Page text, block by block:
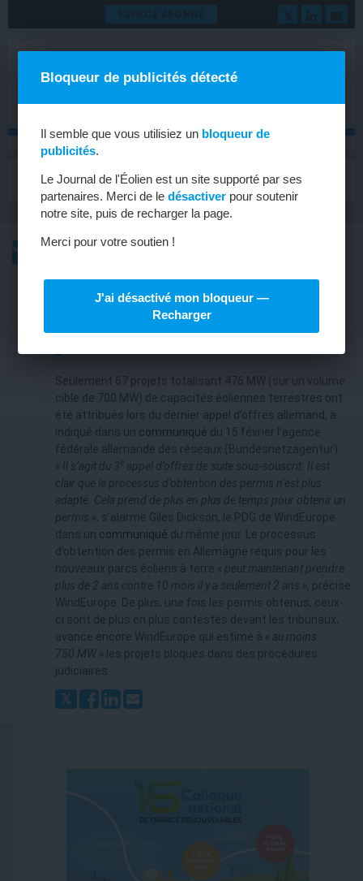
ESPACE ABONNÉ
MENU
L’ACTU
ALLEMAGNE
Vers un trou d’air pour les projets à
Seulement 67 projets totalisant 476 MW (sur un volume
cible de 700 MW) de capacités éoliennes terrestres ont
été attribués lors du dernier appel d’offres allemand, a
indiqué dans un communiqué du 15 février l’agence
fédérale allemande des réseaux (Bundesnetzagentur).
« Il s’agit du 3
appel d’offres de suite sous-souscrit. Il est
clair que le processus d’obtention des permis n’est plus
adapté. Cela prend de plus en plus de temps pour obtenir un
permis » , s’alarme Giles Dickson, le PDG de WindEurope
dans un communiqué du même jour. Le processus
d’obtention des permis en Allemagne requis pour les
nouveaux parcs éoliens à terre
« peut maintenant prendre
plus de 2 ans contre 10 mois il y a seulement 2 ans » , précise
WindEurope. De plus, une fois les permis obtenus, ceux-
ci sont de plus en plus contestés devant les tribunaux,
avance encore WindEurope qui estime à
« au moins
750 MW »
les projets bloqués dans des procédures
judiciaires
Bloqueur de publicités détecté
Il semble que vous utilisiez un bloqueur de
publicités.
Le Journal de l'Éolien est un site supporté par ses
partenaires. Merci de ledésactiver pour soutenir
notre site, puis de recharger la page.
Merci pour votre soutien !
J'ai désactivé mon bloqueur —
Recharger